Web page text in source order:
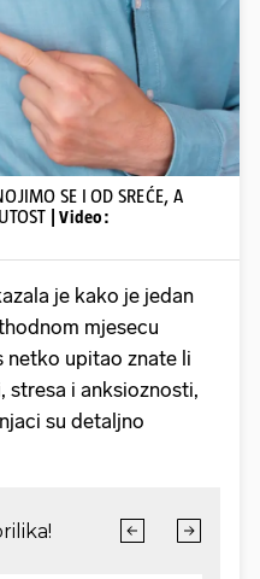
SE I OD SREĆE, A
| Video:
je kako je jedan
mjesecu
netko upitao znate li
stresa i anksioznosti,
su detaljno